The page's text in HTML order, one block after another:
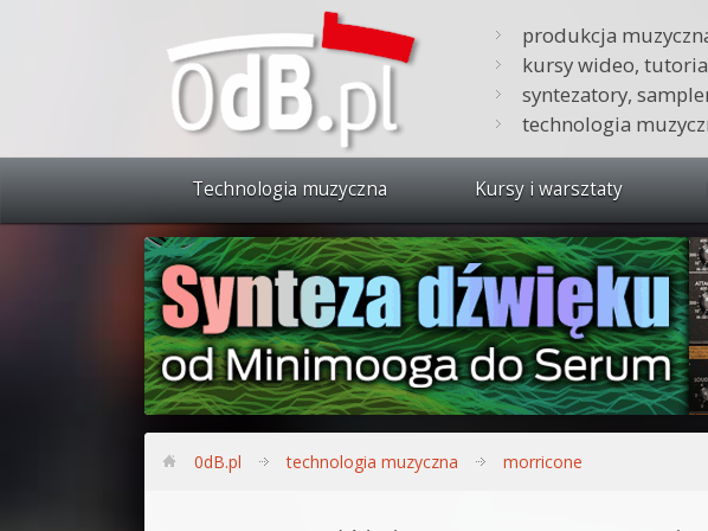
produkcja
kursy wideo,
syntezatory,
technologia
Technologia muzyczna Kursy i warsztaty
Zobacz wszystkie kursy i
Synteza dźwięku 🔥
Produkcja muzyczna w
Bitwig Studio od podstaw
0dB.pl technologia muzyczna morricone